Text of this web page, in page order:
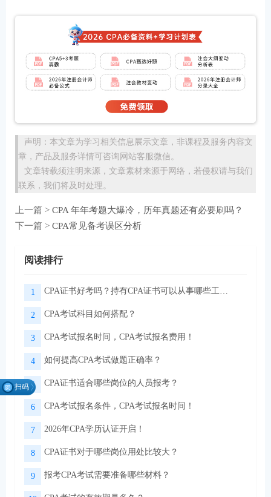
声明：本文章为学习相关信息展示文章，非课程及服务内容文
章，产品及服务详情可咨询网站客服微信。
文章转载须注明来源，文章素材来源于网络，若侵权请与我们
联系，我们将及时处理。
上一篇 > CPA 年年考题大爆冷，历年真题还有必要刷吗？
下一篇 > CPA常见备考误区分析
阅读排行
1
2 CPA考试科目如何搭配？
3 CPA考试报名时间，CPA考试报名费用！
4 如何提高CPA考试做题正确率？
5 CPA证书适合哪些岗位的人员报考？
6 CPA考试报名条件，CPA考试报名时间！
7 2026年CPA学历认证开启！
8 CPA证书对于哪些岗位用处比较大？
9 报考CPA考试需要准备哪些材料？
扫码
微信扫码关注公众号 领取CPA学习资料